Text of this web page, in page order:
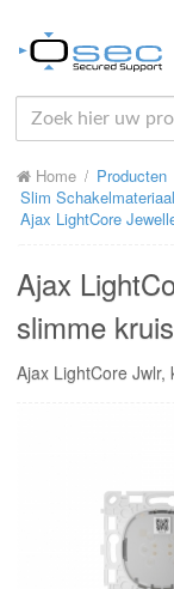
HOME
OVER ONS
NIEUWS
PRODUCTEN
SUPPORT
RMA
INLOGGEN
Home Producten
Slim Schakelmateriaal
Ajax LightCore
Ajax
slimme
Ajax LightCore Jwlr,